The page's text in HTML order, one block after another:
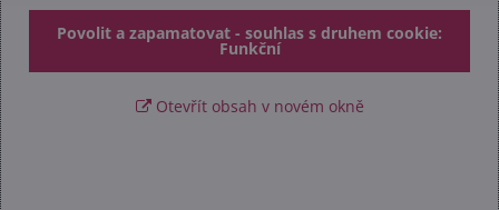
Povolit a zapamatovat - souhlas s druhem cookie:
Funkční
Otevřít obsah v novém okně